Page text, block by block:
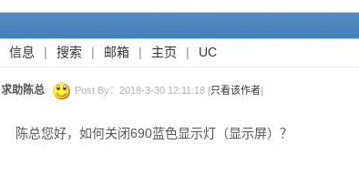
信息 | 搜索 | 邮箱 | 主页 | UC
求助陈总 Post By：2018-3-30 12:11:18 [只看该作者]
陈总您好，如何关闭690蓝色显示灯（显示屏）？